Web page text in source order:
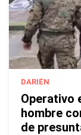
DARIÉN
Operativo
hombre
de